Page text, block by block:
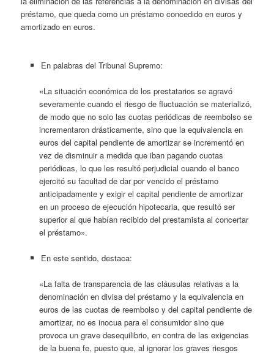
préstamo, que queda como un préstamo concedido en euros y
amortizado en euros.
En palabras del Tribunal Supremo:
«La situación económica de los prestatarios se agravó
severamente cuando el riesgo de fluctuación se materializó,
de modo que no solo las cuotas periódicas de reembolso se
incrementaron drásticamente, sino que la equivalencia en
euros del capital pendiente de amortizar se incrementó en
vez de disminuir a medida que iban pagando cuotas
periódicas, lo que les resultó perjudicial cuando el banco
ejercitó su facultad de dar por vencido el préstamo
anticipadamente y exigir el capital pendiente de amortizar
en un proceso de ejecución hipotecaria, que resultó ser
superior al que habían recibido del prestamista al concertar
el préstamo».
En este sentido, destaca:
«La falta de transparencia de las cláusulas relativas a la
denominación en divisa del préstamo y la equivalencia en
euros de las cuotas de reembolso y del capital pendiente de
amortizar, no es inocua para el consumidor sino que
provoca un grave desequilibrio, en contra de las exigencias
de la buena fe, puesto que, al ignorar los graves riesgos